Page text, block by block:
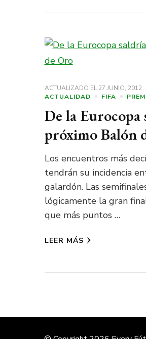
ACTUALIZADO EL27 JUNIO, 2012
ACTUALIDAD
FIFA
De la Eurocopa
próximo Balón
Los encuentros más
tendrán su incidencia
galardón. Las
lógicamente la gran
que más puntos …
LEER MÁS